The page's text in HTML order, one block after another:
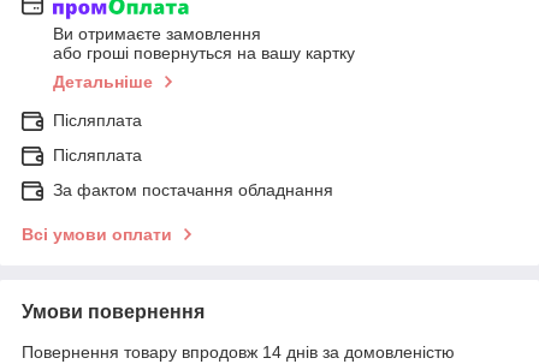
Ви отримаєте замовлення
або гроші повернуться на вашу картку
Детальніше
Післяплата
Післяплата
За фактом постачання обладнання
Всі умови оплати
Умови повернення
Повернення товару впродовж 14 днів за домовленістю